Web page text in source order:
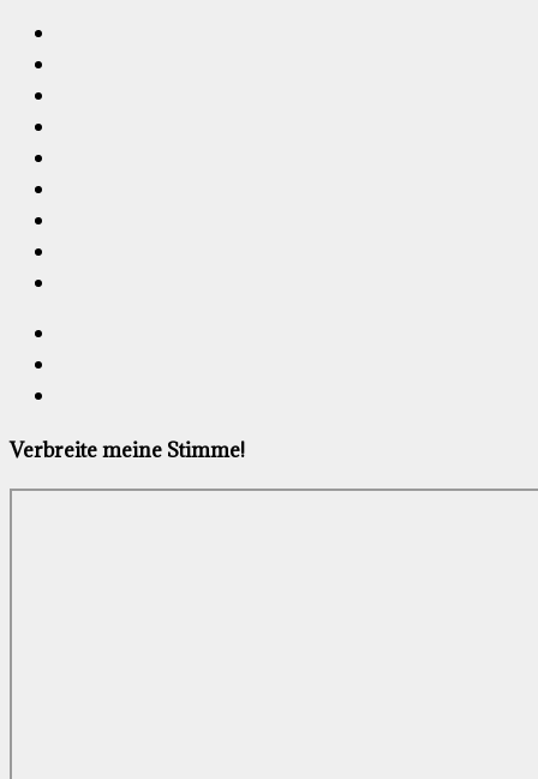
Verbreite meine Stimme!